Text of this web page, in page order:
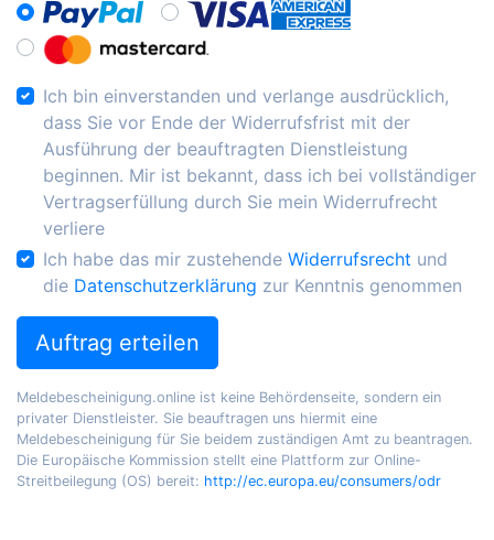
Ich bin einverstanden und verlange ausdrücklich,
dass Sie vor Ende der Widerrufsfrist mit der
Ausführung der beauftragten Dienstleistung
beginnen. Mir ist bekannt, dass ich bei vollständiger
Vertragserfüllung durch Sie mein Widerrufrecht
verliere
Ich habe das mir zustehende Widerrufsrecht und
die Datenschutzerklärung zur Kenntnis genommen
Auftrag erteilen
Meldebescheinigung.online ist keine Behördenseite, sondern ein
privater Dienstleister. Sie beauftragen uns hiermit eine
Meldebescheinigung für Sie beidem zuständigen Amt zu beantragen.
Die Europäische Kommission stellt eine Plattform zur Online-
Streitbeilegung (OS) bereit: http://ec.europa.eu/consumers/odr